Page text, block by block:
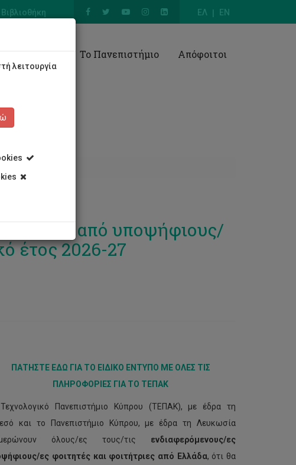
ΕΛ EN
Βιβλιοθήκη
Έρευνα Το Πανεπιστήμιο Απόφοιτοι
από υποψήφιους/
έτος 2026-27
ΠΑΤΗΣΤΕ ΕΔΩ ΓΙΑ ΤΟ ΕΙΔΙΚΟ ΕΝΤΥΠΟ ΜΕ ΟΛΕΣ ΤΙΣ
ΠΛΗΡΟΦΟΡΙΕΣ ΓΙΑ ΤΟ ΤΕΠΑΚ
Πανεπιστήμιο Κύπρου (ΤΕΠΑΚ), με έδρα τη
και το Πανεπιστήμιο Κύπρου, με έδρα τη Λευκωσία
όλους/ες τους/τις ενδιαφερόμενους/ες
ες φοιτητές και φοιτήτριες από Ελλάδα, ότι θα
λειτουργία